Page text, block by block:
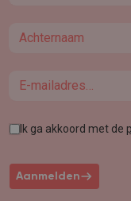
Last name
Email
Ik ga akkoord met de
Aanmelden